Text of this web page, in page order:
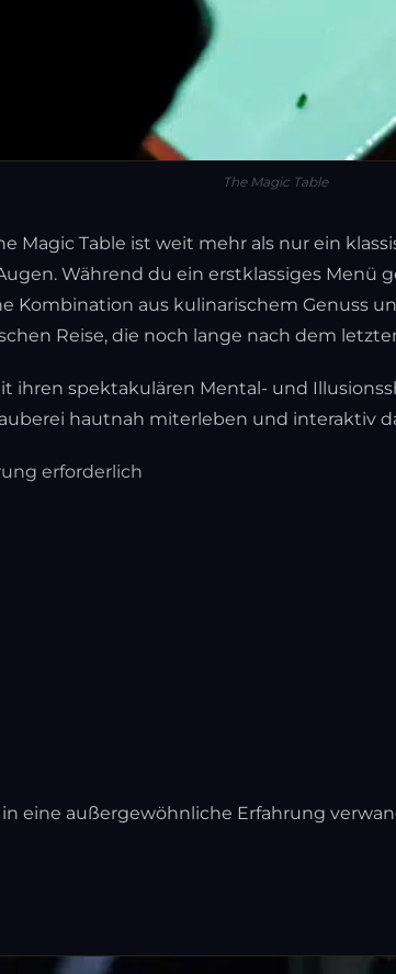
The Magic Table
Magic Table ist weit mehr als nur ein
Während du ein erstklassiges
aus kulinarischem Genuss
Reise, die noch lange nach dem
ihren spektakulären Mental- und
hautnah miterleben und interaktiv
erforderlich
eine außergewöhnliche Erfahrung